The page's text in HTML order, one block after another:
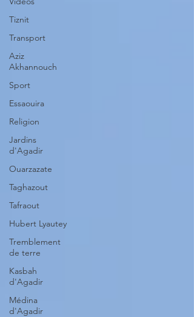
Tiznit
Transport
Aziz
Akhannouch
Sport
Essaouira
Religion
Jardins
d'Agadir
Ouarzazate
Taghazout
Tafraout
Hubert Lyautey
Tremblement
de terre
Kasbah
d'Agadir
Médina
d'Agadir